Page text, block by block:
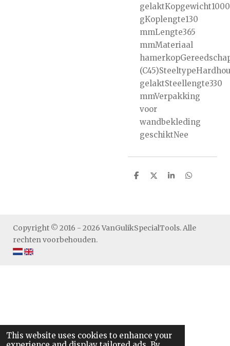
This website uses cookies to enhance your
gelaktKopgewicht1000
gKoplengte130
mmLengte365
mmMateriaal
gelaktSteellengte330
mmVerpakking
voor
wandbekleding
geschiktNee
S
S
S
S
Copyright © 2016 - 2026 VanGulikSpecialTools. Alle
rechten voorbehouden.